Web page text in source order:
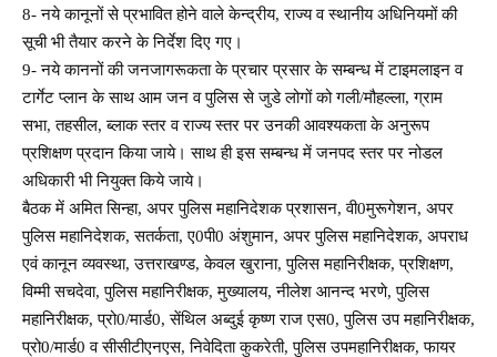
8- नये कानूनों से प्रभावित होने वाले केन्द्रीय, राज्य व स्थानीय अधिनियमों की
सूची भी तैयार करने के निर्देश दिए गए।
9- नये काननों की जनजागरूकता के प्रचार प्रसार के सम्बन्ध में टाइमलाइन व
टार्गेट प्लान के साथ आम जन व पुलिस से जुडे लोगों को गली/मौहल्ला, ग्राम
सभा, तहसील, ब्लाक स्तर व राज्य स्तर पर उनकी आवश्यकता के अनुरूप
प्रशिक्षण प्रदान किया जाये। साथ ही इस सम्बन्ध में जनपद स्तर पर नोडल
अधिकारी भी नियुक्त किये जाये।
बैठक में अमित सिन्हा, अपर पुलिस महानिदेशक प्रशासन, वी0मुरूगेशन, अपर
पुलिस महानिदेशक, सतर्कता, ए0पी0 अंशुमान, अपर पुलिस महानिदेशक, अपराध
एवं कानून व्यवस्था, उत्तराखण्ड, केवल खुराना, पुलिस महानिरीक्षक, प्रशिक्षण,
विम्मी सचदेवा, पुलिस महानिरीक्षक, मुख्यालय, नीलेश आनन्द भरणे, पुलिस
महानिरीक्षक, प्रो0/मार्ड0, सेंथिल अब्दुई कृष्ण राज एस0, पुलिस उप महानिरीक्षक,
प्रो0/मार्ड0 व सीसीटीएनएस, निवेदिता कुकरेती, पुलिस उपमहानिरीक्षक, फायर